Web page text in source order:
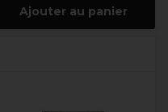
Ajouter au panier